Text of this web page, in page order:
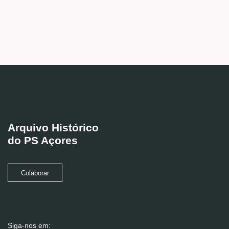
Arquivo Histórico
do PS Açores
Colaborar
Siga-nos em: